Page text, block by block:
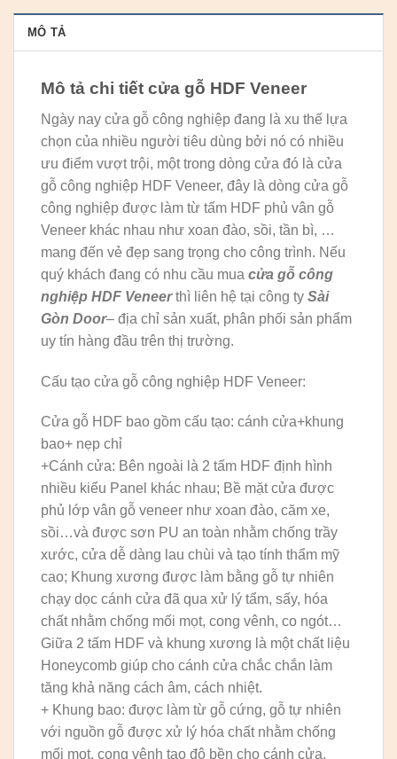
MÔ TẢ
Mô tả chi tiết cửa gỗ HDF Veneer
Ngày nay cửa gỗ công nghiệp đang là xu thế lựa
chọn của nhiều người tiêu dùng bởi nó có nhiều
ưu điểm vượt trội, một trong dòng cửa đó là cửa
gỗ công nghiệp HDF Veneer, đây là dòng cửa gỗ
công nghiệp được làm từ tấm HDF phủ vân gỗ
Veneer khác nhau như xoan đào, sồi, tần bì, …
mang đến vẻ đẹp sang trọng cho công trình. Nếu
quý khách đang có nhu cầu mua cửa gỗ công
nghiệp HDF Veneerthì liên hệ tại công ty Sài
Gòn Door– địa chỉ sản xuất, phân phối sản phẩm
uy tín hàng đầu trên thị trường.
Cấu tạo cửa gỗ công nghiệp HDF Veneer:
Cửa gỗ HDF bao gồm cấu tạo: cánh cửa+khung
bao+ nẹp chỉ
+Cánh cửa: Bên ngoài là 2 tấm HDF định hình
nhiều kiểu Panel khác nhau; Bề mặt cửa được
phủ lớp vân gỗ veneer như xoan đào, căm xe,
sồi…và được sơn PU an toàn nhằm chống trầy
xước, cửa dễ dàng lau chùi và tạo tính thẩm mỹ
cao; Khung xương được làm bằng gỗ tự nhiên
chạy dọc cánh cửa đã qua xử lý tẩm, sấy, hóa
chất nhằm chống mối mọt, cong vênh, co ngót…
Giữa 2 tấm HDF và khung xương là một chất liệu
Honeycomb giúp cho cánh cửa chắc chắn làm
tăng khả năng cách âm, cách nhiệt.
+ Khung bao: được làm từ gỗ cứng, gỗ tự nhiên
với nguồn gỗ được xử lý hóa chất nhằm chống
mối mọt, cong vênh tạo độ bền cho cánh cửa.